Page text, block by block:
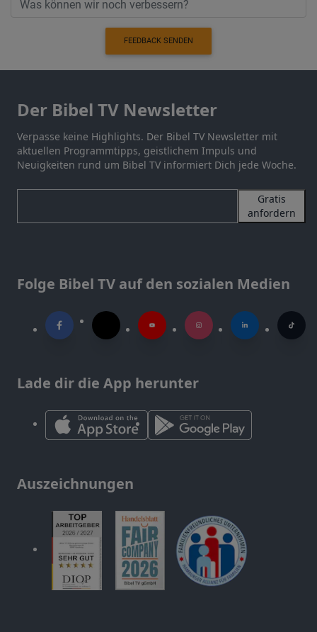
FEEDBACK SENDEN
Der Bibel TV Newsletter
Verpasse keine Highlights. Der Bibel TV Newsletter mit
aktuellen Programmtipps, geistlichem Impuls und
Neuigkeiten rund um Bibel TV informiert Dich jede Woche.
Gratis
anfordern
Folge Bibel TV auf den sozialen Medien
Lade dir die App herunter
Auszeichnungen